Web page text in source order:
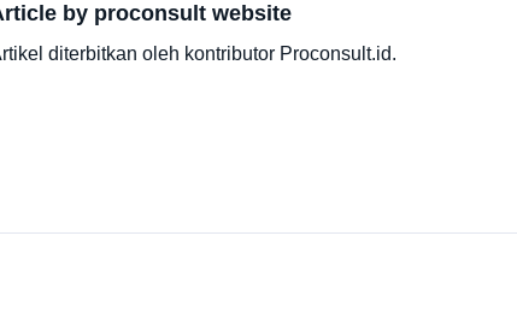
by proconsult website
diterbitkan oleh kontributor Proconsult.id.